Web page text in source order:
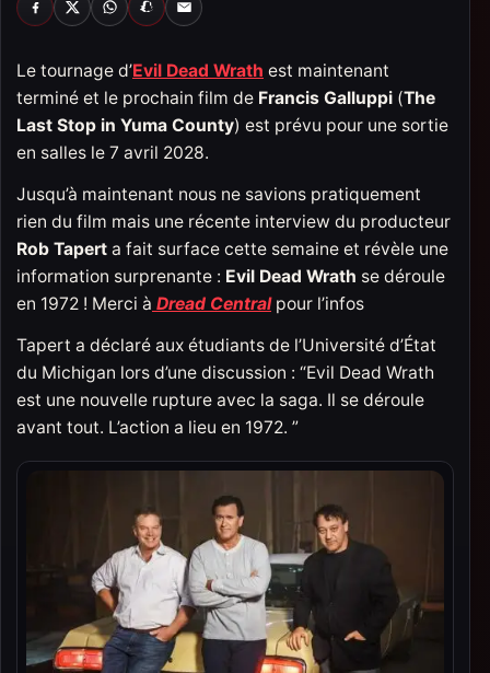
FACEBOOK
X WHATSAPP
SNAPCHAT
EMAIL
Le tournage d’Evil Dead Wrath est maintenant
terminé et le prochain film de Francis Galluppi (The
Last Stop in Yuma County) est prévu pour une sortie
en salles le 7 avril 2028.
Jusqu’à maintenant nous ne savions pratiquement
rien du film mais une récente interview du producteur
Rob Tapert a fait surface cette semaine et révèle une
information surprenante : Evil Dead Wrath se déroule
en 1972 ! Merci à Dread Centralpour l’infos
Tapert a déclaré aux étudiants de l’Université d’État
du Michigan lors d’une discussion : “Evil Dead Wrath
est une nouvelle rupture avec la saga. Il se déroule
avant tout. L’action a lieu en 1972. ”